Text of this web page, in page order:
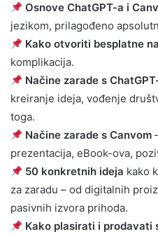
Osnove ChatGPT-a i
jezikom, prilagođeno
Kako otvoriti besplatne
komplikacija.
Načine zarade s
kreiranje ideja, vođenje
toga.
Načine zarade s Canvom
prezentacija, eBook-ova,
50 konkretnih ideja kako
za zaradu – od digitalnih
pasivnih izvora prihoda.
Kako plasirati i prodavati